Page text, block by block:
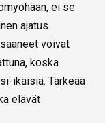
ei se
ajatus.
voivat
koska
ikäisiä. Tärkeää
elävät